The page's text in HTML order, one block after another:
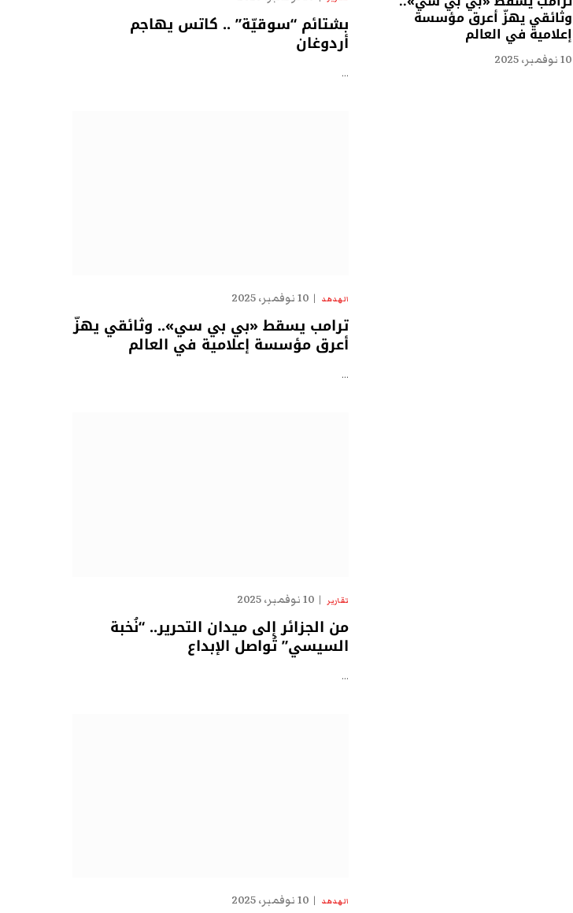
وثائقي يهزّ أعرق مؤسسة
إعلامية في العالم
10 نوفمبر، 2025
بشتائم “سوقيّة” .. كاتس يهاجم
أردوغان
…
الهدهد 10 نوفمبر، 2025
ترامب يسقط «بي بي سي».. وثائقي يهزّ
أعرق مؤسسة إعلامية في العالم
…
تقارير 10 نوفمبر، 2025
من الجزائر إلى ميدان التحرير.. “نُخبة
السيسي” تُواصل الإبداع
…
الهدهد 10 نوفمبر، 2025